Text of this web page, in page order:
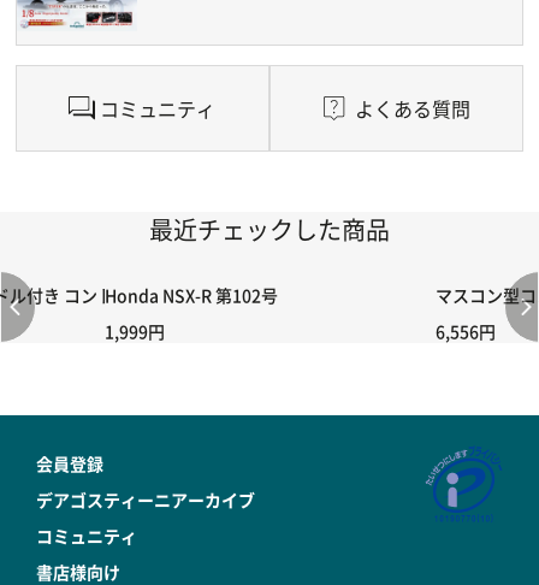
コミュニティ よくある質問
最近チェックした商品
付き コントローラー＆ポイント切り替えスイッチRC-02/C002 /
Honda NSX-R 第102号
1,999円
マスコン型
6,556円
会員登録
デアゴスティーニアーカイブ
コミュニティ
書店様向け